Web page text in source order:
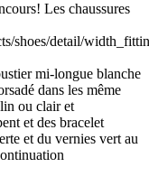
Les chaussures
shoes/detail/
mi-longue blanche
dans les même
ou clair et
et des bracelet
et du vernies vert au